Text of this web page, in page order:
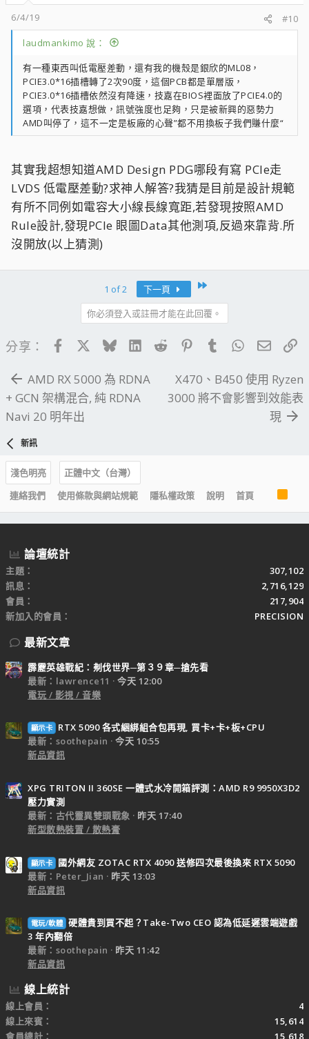
6/4/19
#10
laudmankimo 說：
有一種東西叫低電壓差動，還有我的機殼是銀欣的ML08，
PCIE3.0*16插槽轉了2次90度，這個PCB都是單層版，
PCIE3.0*16插槽依然沒有降速，技嘉在BIOS裡面放了PCIE4.0的
選項，代表技嘉想做，訊號強度也足夠，只是被新興的惡勢力
AMD叫停了，這不一定是板廠的心聲”都不用換板子我們賺什麼“
其實我超想知道AMD Design PDG哪段有寫 PCIe走
LVDS 低電壓差動?求神人解答?我猜是目前是設計規範
有所不同例如電容大小線長線寬距,若發現按照AMD
Rule設計,發現PCIe 眼圖Data其他測項,反過來靠背.所
沒開放(以上猜測)
1 of 2 下一頁
你必須登入或註冊才能在此回覆。
分享： FacebookBlueskyLinkedIn
Reddit PinterestTumblrWhatsApp
電子
AMD RX 5000 為 RDNA
+ GCN 架構混合, 純 RDNA
Navi 20 明年出
X470、B450 使用 Ryzen
3000 將不會影響到效能表
現
新訊
淺色明亮
正體中文（台灣）
連絡我們
使用條款與網站規範 隱私權政策 說明 首頁
S
論壇統計
主題
307,102
訊息
2,716,129
會員
217,904
新加入的會員
PRECISION
最新文章
霹靂英雄戰紀：刜伐世界─第３９章─搶先看
最新：lawrence11
今天 12:00
電玩 / 影視 / 音樂
顯示卡
RTX 5090 各式綑綁組合包再現, 買卡+卡+板+CPU
最新：soothepain
今天 10:55
新品資訊
XPG TRITON II 360SE 一體式水冷開箱評測：AMD R9 9950X3D2
壓力實測
最新：古代靈異雙頭戰象
昨天 17:40
新型散熱裝置 / 散熱膏
顯示卡
國外網友 ZOTAC RTX 4090 送修四次最後換來 RTX 5090
最新：Peter_Jian
昨天 13:03
新品資訊
電玩/軟體 硬體貴到買不起？Take-Two CEO 認為低延遲雲端遊戲
3 年內翻倍
最新：soothepain
昨天 11:42
新品資訊
線上統計
線上會員
4
線上來賓
15,614
會員總計
15,618